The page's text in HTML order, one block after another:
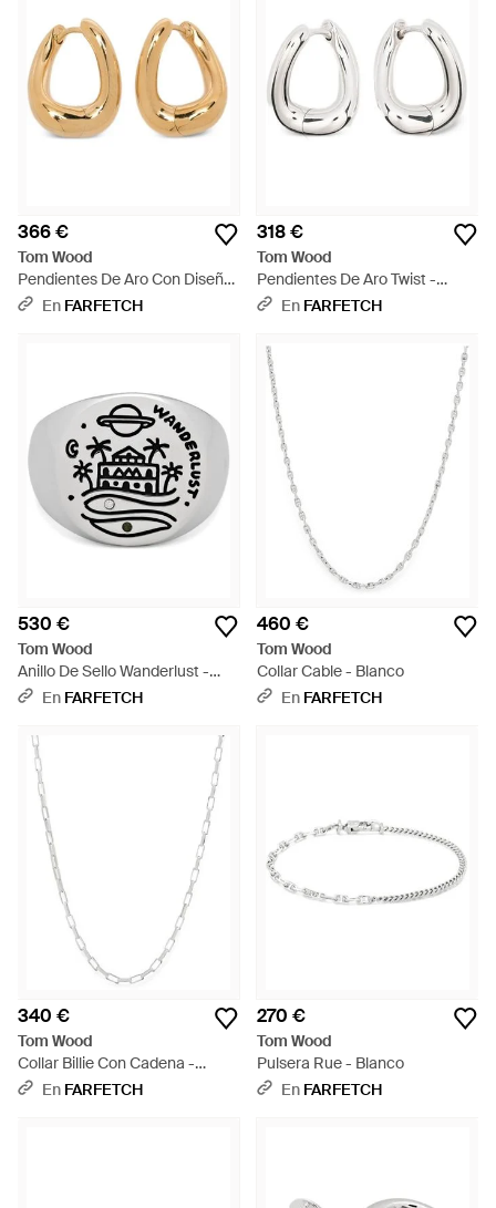
366 €
Tom Wood
Pendientes De Aro Con Diseño
Esculpido - Metálico
En FARFETCH
318 €
Tom Wood
Pendientes De Aro Twist -
Blanco
En FARFETCH
530 €
Tom Wood
Anillo De Sello Wanderlust -
Blanco
En FARFETCH
460 €
Tom Wood
Collar Cable - Blanco
En FARFETCH
340 €
Tom Wood
Collar Billie Con Cadena -
Blanco
En FARFETCH
270 €
Tom Wood
Pulsera Rue - Blanco
En FARFETCH